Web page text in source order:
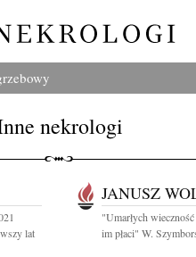
nekrologi
lat
JANUSZ
"Umarłych
im płaci" W.